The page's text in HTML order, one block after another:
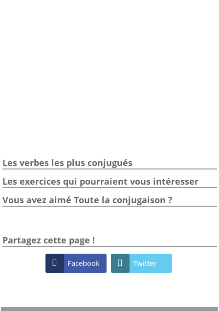
Les verbes les plus conjugués
Les exercices qui pourraient vous intéresser
Vous avez aimé Toute la conjugaison ?
Partagez cette page !
 Facebook  Twitter